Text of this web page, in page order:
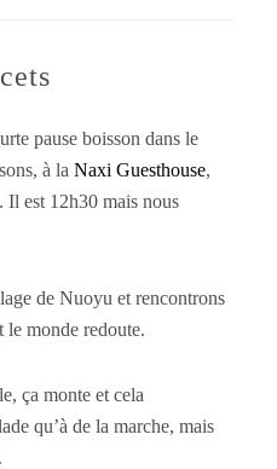
pause boisson dans le
à la Naxi Guesthouse,
Il est 12h30 mais nous
de Nuoyu et rencontrons
le monde redoute.
ça monte et cela
qu’à de la marche, mais